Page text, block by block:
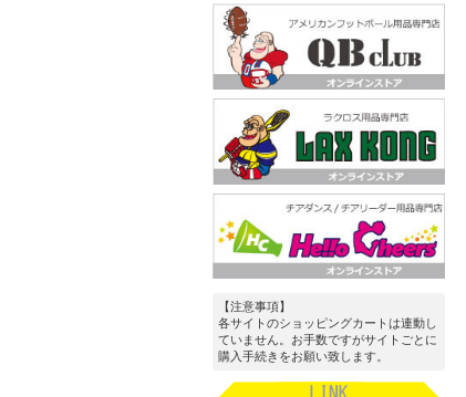
【注意事項】
各サイトのショッピングカートは連動し
ていません。お手数ですがサイトごとに
購入手続きをお願い致します。